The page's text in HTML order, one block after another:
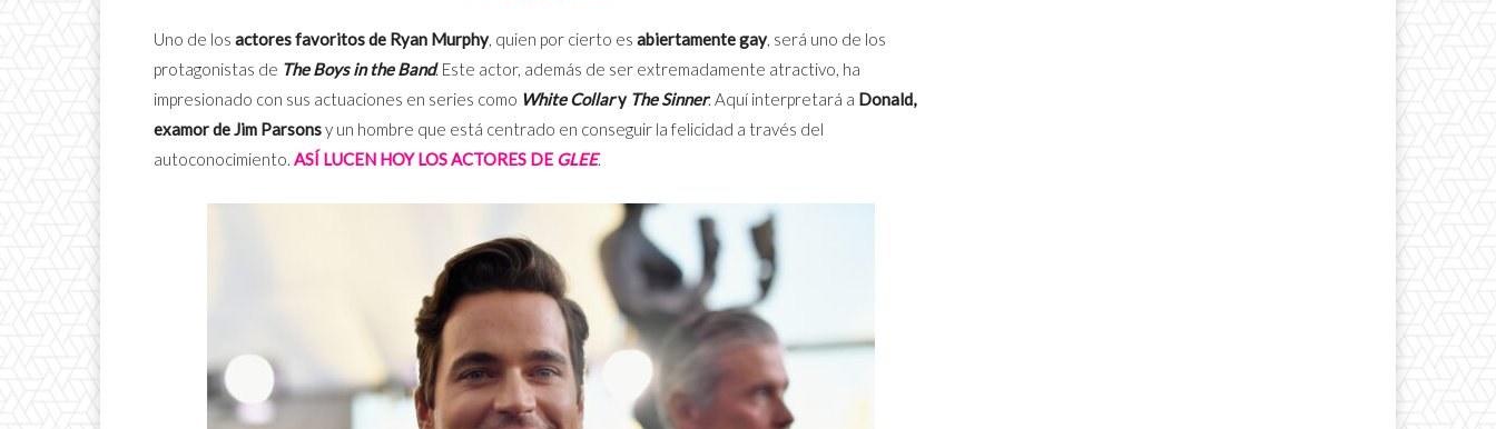
Uno de los actores favoritos de Ryan Murphy, quien por cierto es abiertamente gay, será uno de los
protagonistas de The Boys in the Band. Este actor, además de ser extremadamente atractivo, ha
impresionado con sus actuaciones en series como White Collary The Sinner. Aquí interpretará a Donald,
examor de Jim Parsonsy un hombre que está centrado en conseguir la felicidad a través del
autoconocimiento. ASÍ LUCEN HOY LOS ACTORES DE GLEE.